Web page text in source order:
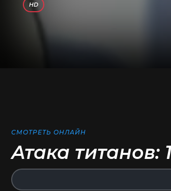
HD
СМОТРЕТЬ ОНЛАЙН
Атака титанов: